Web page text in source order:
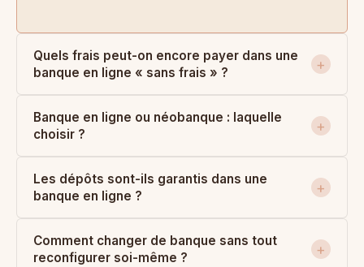
Quels frais peut-on encore payer dans une
banque en ligne « sans frais » ?
Banque en ligne ou néobanque : laquelle
choisir ?
Les dépôts sont-ils garantis dans une
banque en ligne ?
Comment changer de banque sans tout
reconfigurer soi-même ?